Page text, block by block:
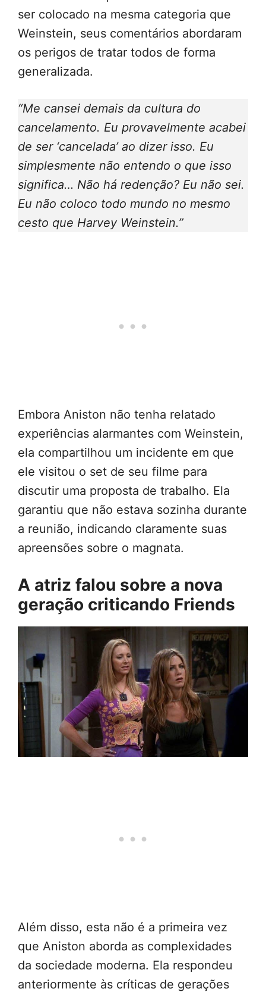
ser colocado na mesma categoria que
Weinstein, seus comentários abordaram
os perigos de tratar todos de forma
generalizada.
“Me cansei demais da cultura do
cancelamento. Eu provavelmente acabei
de ser ‘cancelada’ ao dizer isso. Eu
simplesmente não entendo o que isso
significa… Não há redenção? Eu não sei.
Eu não coloco todo mundo no mesmo
cesto que Harvey Weinstein.”
Embora Aniston não tenha relatado
experiências alarmantes com Weinstein,
ela compartilhou um incidente em que
ele visitou o set de seu filme para
discutir uma proposta de trabalho. Ela
garantiu que não estava sozinha durante
a reunião, indicando claramente suas
apreensões sobre o magnata.
A atriz falou sobre a nova
geração criticando Friends
Além disso, esta não é a primeira vez
que Aniston aborda as complexidades
da sociedade moderna. Ela respondeu
anteriormente às críticas de gerações